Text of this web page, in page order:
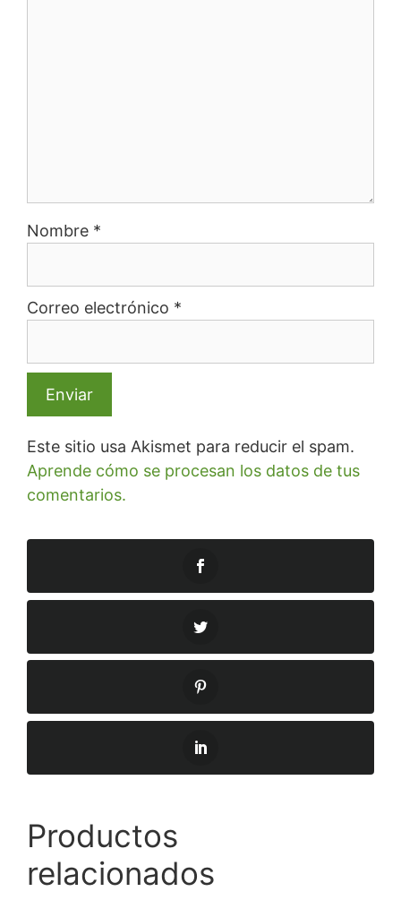
Nombre *
Correo electrónico *
Este sitio usa Akismet para reducir el spam.
Aprende cómo se procesan los datos de tus
comentarios.
Productos
relacionados